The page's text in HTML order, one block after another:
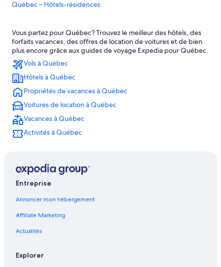
Québec – Hôtels-résidences
Québec – Condos
Québec – Chalets
Québec – Motels
Musée de la Civilisation – Hôtels à proximité
Centre commercial Les Galeries de la Capitale – Hôtels à
proximité
Centre-Ville – Hôtels
Musée Royal 22e Régiment – Hôtels à proximité
Gare du Palais – Hôtels à proximité
Théâtre Capitole – Hôtels à proximité
Québec – Hôtels
Vous partez pour Québec? Trouvez le meilleur des hôtels, des
forfaits vacances, des offres de location de voitures et de bien
plus encore grâce aux guides de voyage Expedia pour Québec.
Vols à Québec
Hôtels à Québec
Propriétés de vacances à Québec
Voitures de location à Québec
Vacances à Québec
Activités à Québec
Entreprise
Annoncer mon hébergement
Affiliate Marketing
Actualités
Explorer